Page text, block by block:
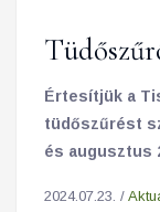
Értesítjük a
tüdőszűrést
és augusztus
2024.07.23. /